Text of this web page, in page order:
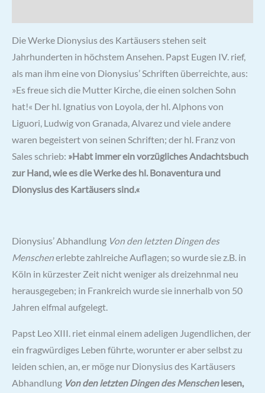
Die Werke Dionysius des Kartäusers stehen seit
Jahrhunderten in höchstem Ansehen. Papst Eugen IV. rief,
als man ihm eine von Dionysius’ Schriften überreichte, aus:
»Es freue sich die Mutter Kirche, die einen solchen Sohn
hat!« Der hl. Ignatius von Loyola, der hl. Alphons von
Liguori, Ludwig von Granada, Alvarez und viele andere
waren begeistert von seinen Schriften; der hl. Franz von
Sales schrieb: »Habt immer ein vorzügliches Andachtsbuch
zur Hand, wie es die Werke des hl. Bonaventura und
Dionysius des Kartäusers sind.«
Dionysius’ Abhandlung Von den letzten Dingen des
Menschenerlebte zahlreiche Auflagen; so wurde sie z.B. in
Köln in kürzester Zeit nicht weniger als dreizehnmal neu
herausgegeben; in Frankreich wurde sie innerhalb von 50
Jahren elfmal aufgelegt.
Papst Leo XIII. riet einmal einem adeligen Jugendlichen, der
ein fragwürdiges Leben führte, worunter er aber selbst zu
leiden schien, an, er möge nur Dionysius des Kartäusers
Abhandlung Von den letzten Dingen des Menschenlesen,